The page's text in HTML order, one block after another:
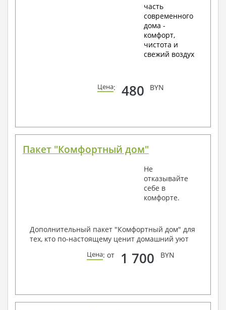
часть
современного
дома -
комфорт,
чистота и
свежий воздух
Цена: 480 BYN
Пакет "Комфортный дом"
Не
отказывайте
себе в
комфорте.
Дополнительный пакет "Комфортный дом" для
тех, кто по-настоящему ценит домашний уют
Цена: от 1 700 BYN